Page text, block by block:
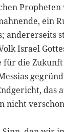
Propheten
ein
andererseits
Israel
für die
das
nicht